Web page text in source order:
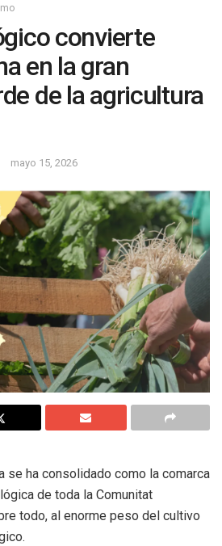
convierte
en la gran
de la agricultura
mayo 15, 2026
se ha consolidado como la comarca
de toda la Comunitat
todo, al enorme peso del cultivo